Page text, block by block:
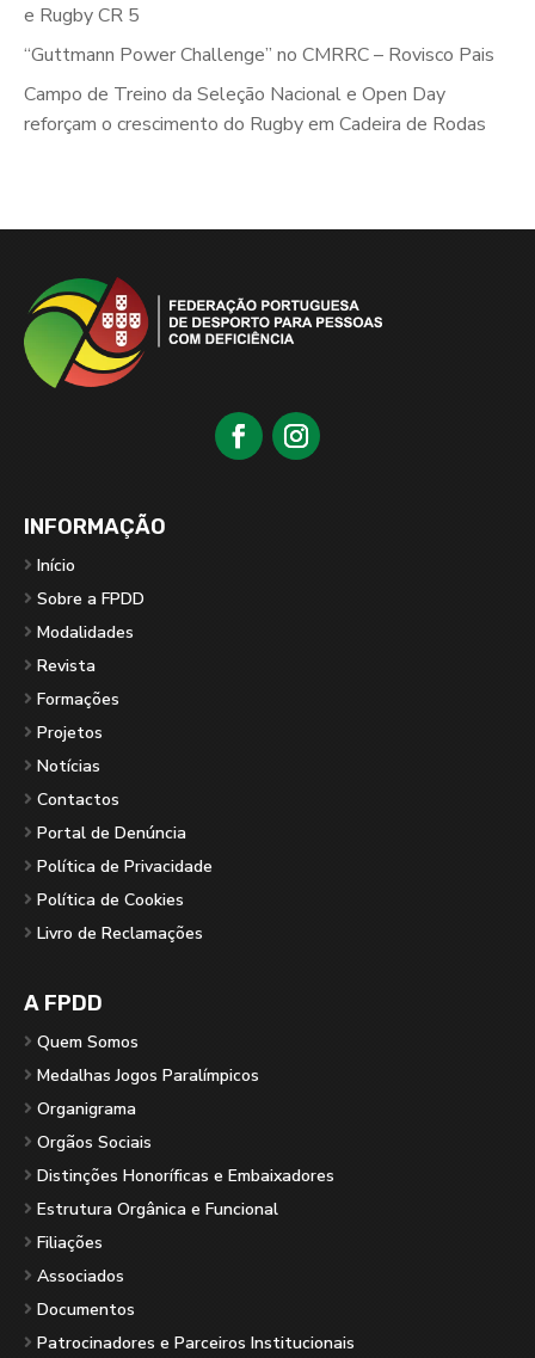
e Rugby CR 5
“Guttmann Power Challenge” no CMRRC – Rovisco Pais
Campo de Treino da Seleção Nacional e Open Day
reforçam o crescimento do Rugby em Cadeira de Rodas
INFORMAÇÃO
Início
Sobre a FPDD
Modalidades
Revista
Formações
Projetos
Notícias
Contactos
Portal de Denúncia
Política de Privacidade
Política de Cookies
Livro de Reclamações
A FPDD
Quem Somos
Medalhas Jogos Paralímpicos
Organigrama
Orgãos Sociais
Distinções Honoríficas e Embaixadores
Estrutura Orgânica e Funcional
Filiações
Associados
Documentos
Patrocinadores e Parceiros Institucionais